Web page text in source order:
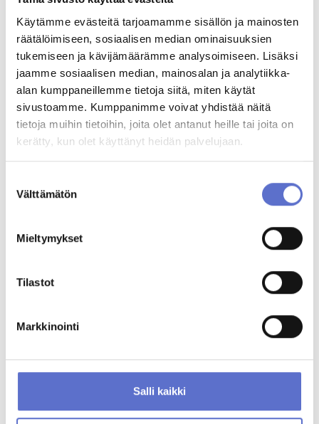
Käytämme evästeitä tarjoamamme sisällön ja mainosten
räätälöimiseen, sosiaalisen median ominaisuuksien
tukemiseen ja kävijämäärämme analysoimiseen. Lisäksi
jaamme sosiaalisen median, mainosalan ja analytiikka-
alan kumppaneillemme tietoja siitä, miten käytät
sivustoamme. Kumppanimme voivat yhdistää näitä
tietoja muihin tietoihin, joita olet antanut heille tai joita on
kerätty, kun olet käyttänyt heidän palvelujaan.
valinta
Välttämätön
Mieltymykset
Tilastot
Markkinointi
Salli kaikki
AUTOKESKUS HYVINKÄÄ
Mäkikuumolantie 20, Hyvinkää
AUTOKESKUS OLARI (ESPOO)
Haltilanniitty 4, Espoo
Yritysmyynti
Hallinto
Palaute
TILAA UUTISKIRJE
Teemu Asikainen
Automyyjä
teemu.asikainen@autokeskus.fi
020 506 5522
FIN
Teemu Jokinen
Automyyjä, lomalla 20.7.-9.8.
teemu.jokinen@autokeskus.fi
020 506 5486
Varaa videotapaaminen
Toimipisteen ajankohtaiset